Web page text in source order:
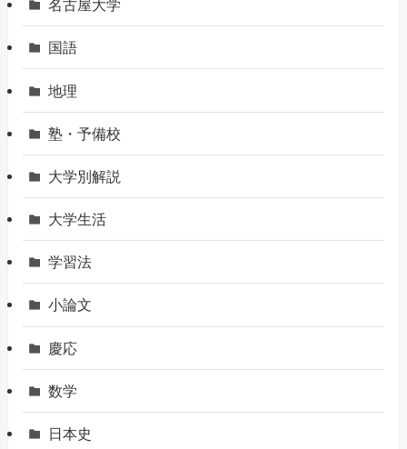
名古屋大学
国語
地理
塾・予備校
大学別解説
大学生活
学習法
小論文
慶応
数学
日本史